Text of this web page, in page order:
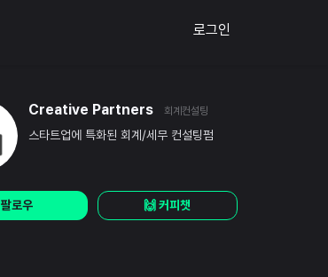
로그인
Creative Partners 회계컨설팅
스타트업에 특화된 회계/세무 컨설팅펌
팔로우 🙌 커피챗